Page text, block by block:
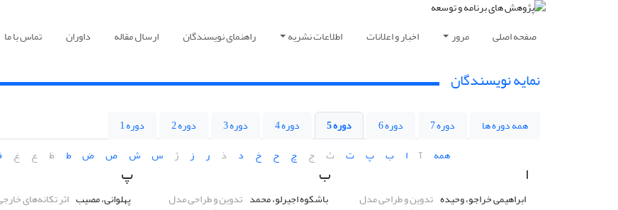
صفحه اصلی مرور اخبار و اعلانات اطلاعات نشریه راهنمای نویسندگان ارسال مقاله داوران تماس با ما
نمایه نویسندگان
همه دوره ها دوره 7 دوره 6 دوره 5 دوره 4 دوره 3 دوره 2
دوره 1
همه
آ ا ب پ ت ث ج چ ح خ د ذ ر ز ژ س ش ص ض ط ظ ع غ
ا
ابراهیمی خراجو، وحیده تدوین و طراحی مدل
ب
باشکوه اجیرلو، محمد تدوین و طراحی مدل
پ
پهلوانی، مصیب اثر تکانه‌های